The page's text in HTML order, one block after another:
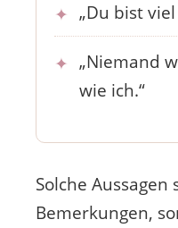
„Du bist
„Niemand
wie ich.“
Solche
Bemerkungen,